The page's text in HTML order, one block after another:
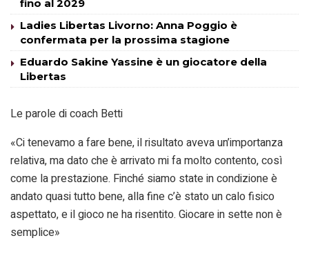
fino al 2029
Ladies Libertas Livorno: Anna Poggio è
confermata per la prossima stagione
Eduardo Sakine Yassine è un giocatore della
Libertas
Le parole di coach Betti
«Ci tenevamo a fare bene, il risultato aveva un’importanza
relativa, ma dato che è arrivato mi fa molto contento, così
come la prestazione. Finché siamo state in condizione è
andato quasi tutto bene, alla fine c’è stato un calo fisico
aspettato, e il gioco ne ha risentito. Giocare in sette non è
semplice»